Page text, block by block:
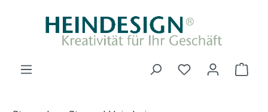
Zum Hauptinhalt springen
Du hast 0